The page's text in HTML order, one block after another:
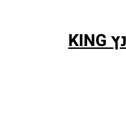
מעשנה גריל וטאבון 26 אינץ KING